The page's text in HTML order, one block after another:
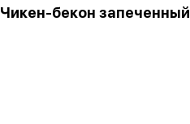
Чикен-бекон запеченный